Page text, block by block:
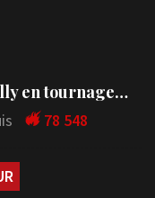
en tournage…
78 548